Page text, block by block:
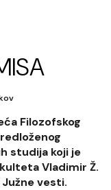
Filozofskog
studija koji je
Vladimir Ž.
vesti.